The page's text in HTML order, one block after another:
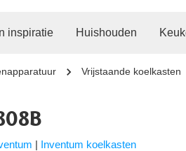
inspiratie Huishouden
Vrijstaande koelkasten
| Inventum koelkasten